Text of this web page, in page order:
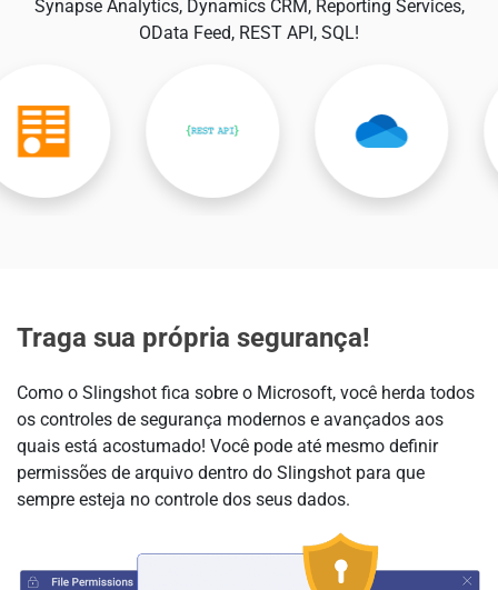
Synapse Analytics, Dynamics CRM, Reporting Services,
OData Feed, REST API, SQL!
Traga sua própria segurança!
Como o Slingshot fica sobre o Microsoft, você herda todos
os controles de segurança modernos e avançados aos
quais está acostumado! Você pode até mesmo definir
permissões de arquivo dentro do Slingshot para que
sempre esteja no controle dos seus dados.